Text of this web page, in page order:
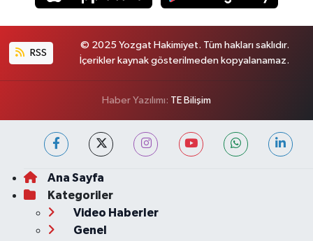
RSS
© 2025 Yozgat Hakimiyet. Tüm hakları saklıdır.
İçerikler kaynak gösterilmeden kopyalanamaz.
Haber Yazılımı: TE Bilişim
Ana Sayfa
Kategoriler
Video Haberler
Genel